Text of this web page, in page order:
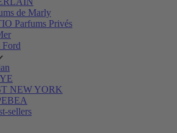
de Marly
Parfums Privés
Ford
NEW YORK
sellers